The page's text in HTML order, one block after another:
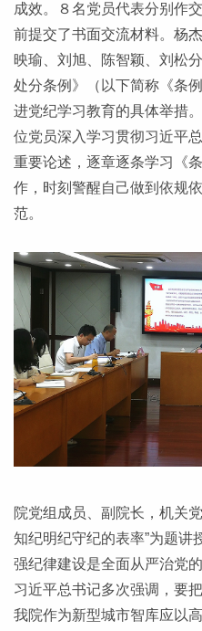
成效。８名党员代表分别作
前提交了书面交流材料。杨
映瑜、刘旭、陈智颖、刘松
处分条例》（以下简称《条
进党纪学习教育的具体举措
位党员深入学习贯彻习近平
重要论述，逐章逐条学习《
作，时刻警醒自己做到依规
范。
院党组成员、副院长，机关
知纪明纪守纪的表率”为题讲
强纪律建设是全面从严治党
习近平总书记多次强调，要
我院作为新型城市智库应以